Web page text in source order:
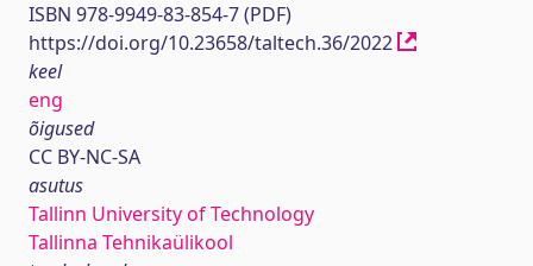
ISBN 978-9949-83-854-7 (PDF)
https://doi.org/10.23658/taltech.36/2022
keel
eng
õigused
CC BY-NC-SA
asutus
Tallinn University of Technology
Tallinna Tehnikaülikool